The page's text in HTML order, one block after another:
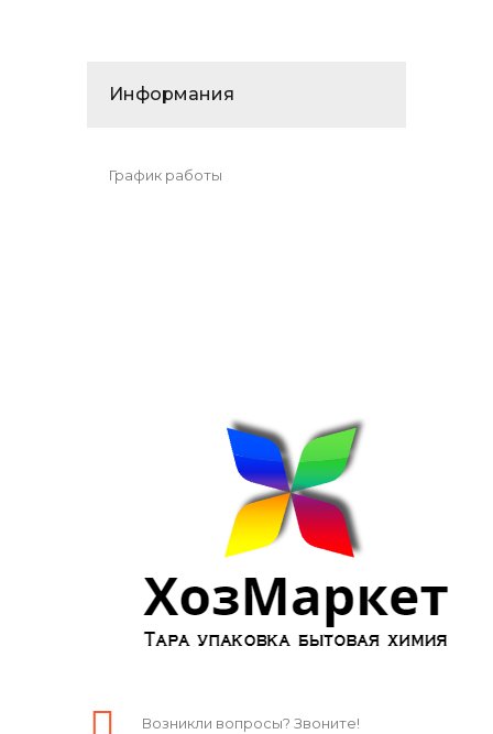
Информания
График работы
Возникли вопросы? Звоните!